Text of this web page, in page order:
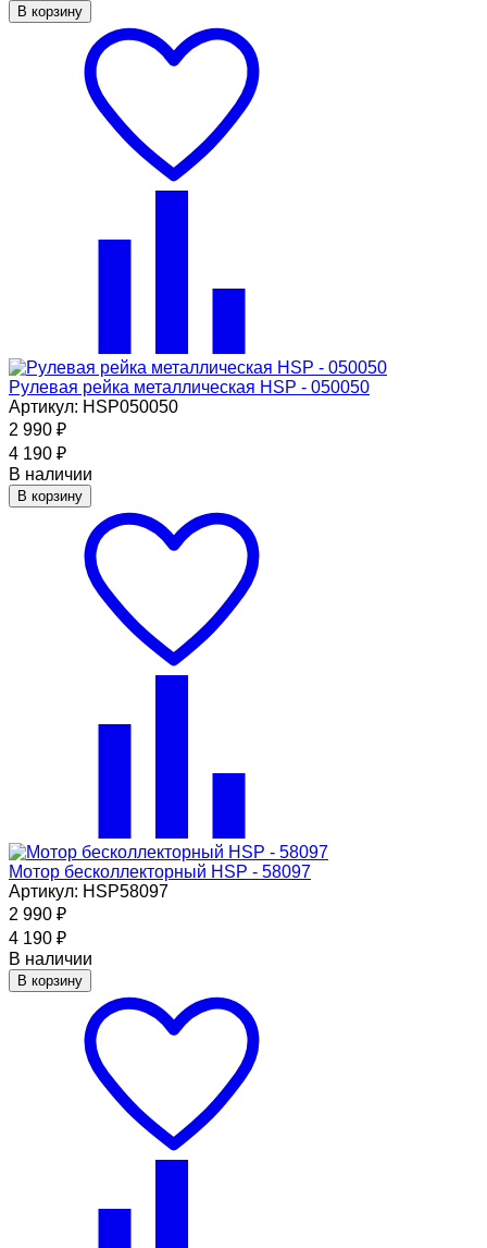
В корзину
Рулевая рейка металлическая HSP - 050050
Артикул: HSP050050
2 990 ₽
4 190 ₽
В наличии
В корзину
Мотор бесколлекторный HSP - 58097
Артикул: HSP58097
2 990 ₽
4 190 ₽
В наличии
В корзину